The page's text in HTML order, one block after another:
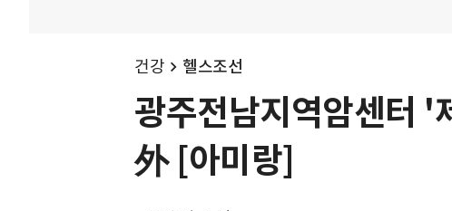
건강 헬스조선
광주전남지역암센터 '
外 [아미랑]